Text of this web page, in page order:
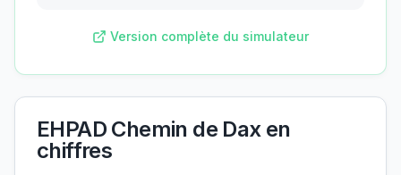
Version complète du simulateur
EHPAD Chemin de Daxen
chiffres